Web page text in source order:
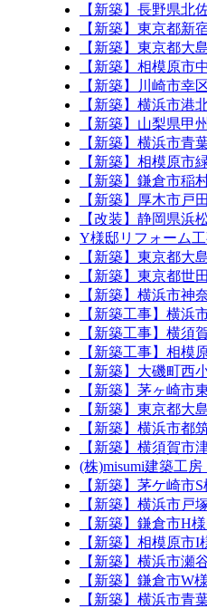
【新築】長野県北
【新築】東京都新
【新築】東京都大
【新築】相模原市
【新築】川崎市幸
【新築】横浜市港
【新築】山梨県甲
【新築】横浜市青
【新築】相模原市
【新築】鎌倉市稲
【新築】厚木市戸
【改装】静岡県浜
Y様邸リフォーム
【新築】東京都大
【新築】東京都世
【新築】横浜市神
【新築工事】横浜
【新築工事】横須
【新築工事】相模
【新築】大磯町西
【新築】茅ヶ崎市
【新築】東京都大
【新築】横浜市都
【新築】横須賀市
(株)misumi建築工
【新築】茅ケ崎市
【新築】横浜市戸
【新築】鎌倉市H
【新築】相模原市I
【新築】横浜市瀬
【新築】鎌倉市W
【新築】横浜市青